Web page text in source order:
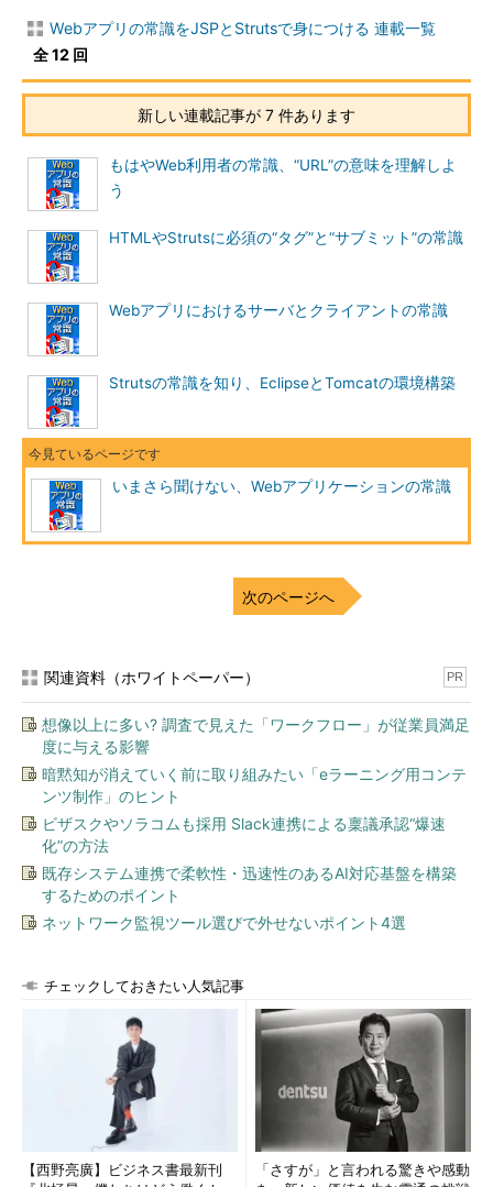
Webアプリの常識をJSPとStrutsで身につける 連載一覧
全 12 回
新しい連載記事が 7 件あります
もはやWeb利用者の常識、“URL”の意味を理解しよ
う
HTMLやStrutsに必須の“タグ”と“サブミット”の常識
Webアプリにおけるサーバとクライアントの常識
Strutsの常識を知り、EclipseとTomcatの環境構築
いまさら聞けない、Webアプリケーションの常識
次のページへ
関連資料（ホワイトペーパー） PR
想像以上に多い? 調査で見えた「ワークフロー」が従業員満足
度に与える影響
暗黙知が消えていく前に取り組みたい「eラーニング用コンテ
ンツ制作」のヒント
ビザスクやソラコムも採用 Slack連携による稟議承認“爆速
化”の方法
既存システム連携で柔軟性・迅速性のあるAI対応基盤を構築
するためのポイント
ネットワーク監視ツール選びで外せないポイント4選
チェックしておきたい人気記事
【西野亮廣】ビジネス書最新刊
「さすが」と言われる驚きや感動